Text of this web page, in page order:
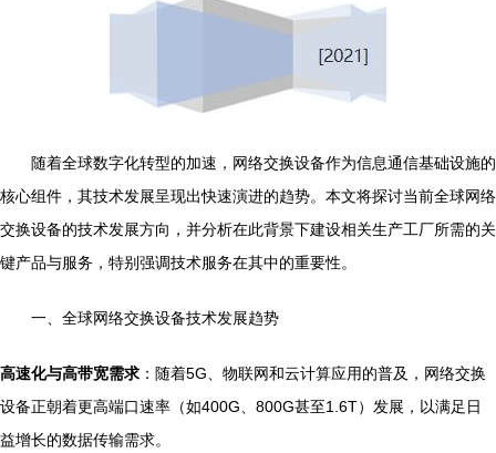
随着全球数字化转型的加速，网络交换设备作为信息通信基础设施的
核心组件，其技术发展呈现出快速演进的趋势。本文将探讨当前全球网络
交换设备的技术发展方向，并分析在此背景下建设相关生产工厂所需的关
键产品与服务，特别强调技术服务在其中的重要性。
一、全球网络交换设备技术发展趋势
高速化与高带宽需求 ：随着5G、物联网和云计算应用的普及，网络交换
设备正朝着更高端口速率（如400G、800G甚至1.6T）发展，以满足日
益增长的数据传输需求。